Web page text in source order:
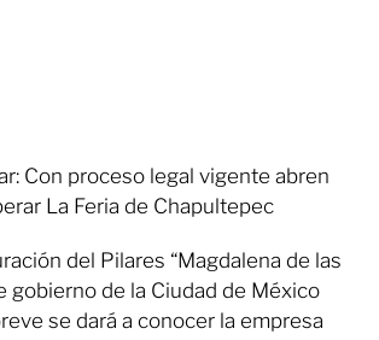
Con proceso legal vigente abren
La Feria de Chapultepec
del Pilares “Magdalena de las
gobierno de la Ciudad de México
se dará a conocer la empresa